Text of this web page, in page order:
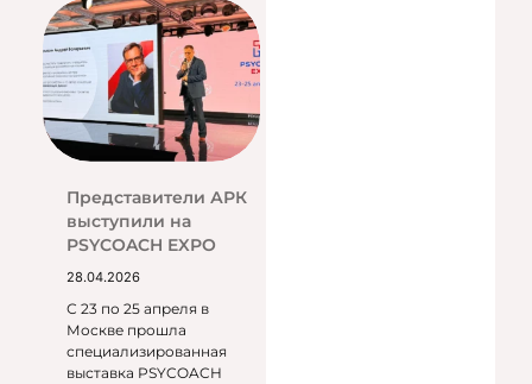
Представители АРК
выступили на
PSYCOACH EXPO
28.04.2026
С 23 по 25 апреля в
Москве прошла
специализированная
выставка PSYCOACH